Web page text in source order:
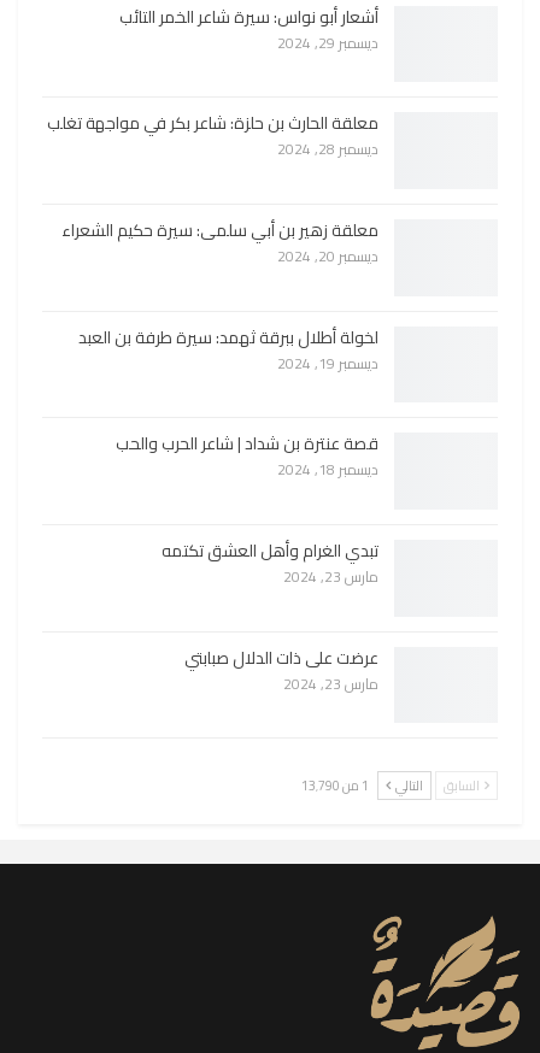
أشعار أبو نواس: سيرة شاعر الخمر التائب
ديسمبر 29, 2024
معلقة الحارث بن حلزة: شاعر بكر في مواجهة تغلب
ديسمبر 28, 2024
معلقة زهير بن أبي سلمى: سيرة حكيم الشعراء
ديسمبر 20, 2024
لخولة أطلال ببرقة ثهمد: سيرة طرفة بن العبد
ديسمبر 19, 2024
قصة عنترة بن شداد | شاعر الحرب والحب
ديسمبر 18, 2024
تبدي الغرام وأهل العشق تكتمه
مارس 23, 2024
عرضت على ذات الدلال صبابتي
مارس 23, 2024
السابق التالي 1 من 13٬790